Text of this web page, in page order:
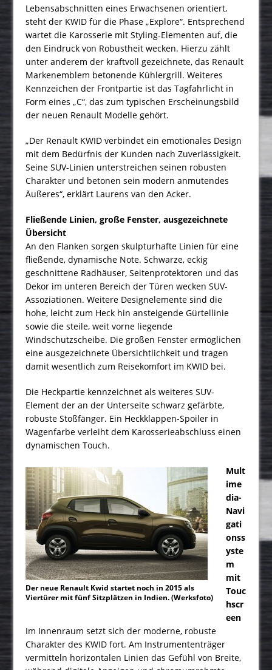
Lebensabschnitten eines Erwachsenen orientiert,
steht der KWID für die Phase „Explore“. Entsprechend
wartet die Karosserie mit Styling-Elementen auf, die
den Eindruck von Robustheit wecken. Hierzu zählt
unter anderem der kraftvoll gezeichnete, das Renault
Markenemblem betonende Kühlergrill. Weiteres
Kennzeichen der Frontpartie ist das Tagfahrlicht in
Form eines „C“, das zum typischen Erscheinungs­bild
der neuen Renault Modelle gehört.
„Der Renault KWID verbindet ein emotionales Design
mit dem Bedürfnis der Kunden nach Zuverlässigkeit.
Seine SUV-Linien unterstreichen seinen robusten
Charakter und betonen sein modern anmutendes
Äußeres“, erklärt Laurens van den Acker.
Fließende Linien, große Fenster, ausgezeichnete
Übersicht
An den Flanken sorgen skulpturhafte Linien für eine
fließende, dynamische Note. Schwarze, eckig
geschnittene Radhäuser, Seitenprotektoren und das
Dekor im unteren Bereich der Türen wecken SUV-
Assoziationen. Weitere Designelemente sind die
hohe, leicht zum Heck hin ansteigende Gürtellinie
sowie die steile, weit vorne liegende
Windschutzscheibe. Die großen Fenster ermöglichen
eine ausgezeichnete Übersichtlichkeit und tragen
damit wesentlich zum Reisekomfort im KWID bei.
Die Heckpartie kennzeichnet als weiteres SUV-
Element der an der Unterseite schwarz gefärbte,
robuste Stoßfänger. Ein Heck­klappen-Spoiler in
Wagenfarbe verleiht dem Karosserieabschluss einen
dynamischen Touch.
Der neue Renault Kwid startet noch in 2015 als
Viertürer mit fünf Sitzplätzen in Indien. (Werksfoto)
Mult
ime
dia-
Navi
gati
onss
yste
m
mit
Touc
hscr
een
Im Innenraum setzt sich der moderne, robuste
Charakter des KWID fort. Am Instrumententräger
vermitteln horizontalen Linien das Gefühl von Breite,